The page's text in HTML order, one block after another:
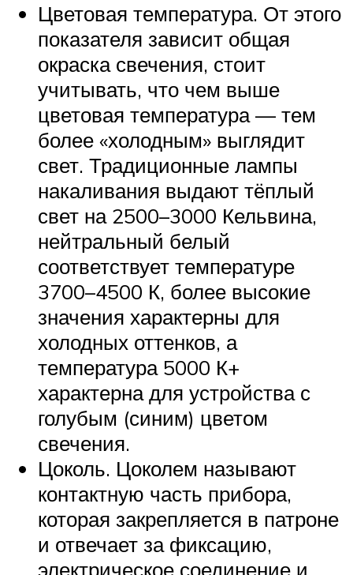
Цветовая температура. От этого
показателя зависит общая
окраска свечения, стоит
учитывать, что чем выше
цветовая температура — тем
более «холодным» выглядит
свет. Традиционные лампы
накаливания выдают тёплый
свет на 2500–3000 Кельвина,
нейтральный белый
соответствует температуре
3700–4500 К, более высокие
значения характерны для
холодных оттенков, а
температура 5000 К+
характерна для устройства с
голубым (синим) цветом
свечения.
Цоколь. Цоколем называют
контактную часть прибора,
которая закрепляется в патроне
и отвечает за фиксацию,
электрическое соединение и